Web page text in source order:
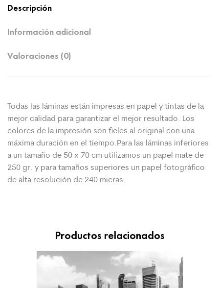
Descripción
Información adicional
Valoraciones (0)
Todas las láminas están impresas en papel y tintas de la
mejor calidad para garantizar el mejor resultado. Los
colores de la impresión son fieles al original con una
máxima duración en el tiempo.Para las láminas inferiores
a un tamaño de 50 x 70 cm utilizamos un papel mate de
250 gr. y para tamaños superiores un papel fotográfico
de alta resolución de 240 micras.
Productos relacionados